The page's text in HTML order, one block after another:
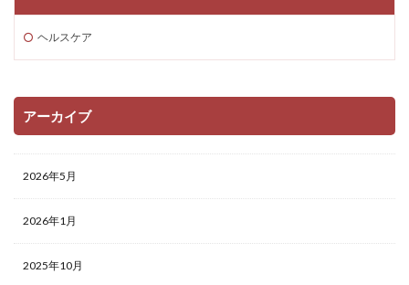
ヘルスケア
アーカイブ
2026年5月
2026年1月
2025年10月